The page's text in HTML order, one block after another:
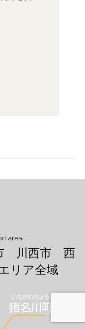
area.
川西市 西
リア全域